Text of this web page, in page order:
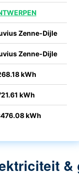
Zenne-Dijle
Zenne-Dijle
kWh
kWh
kWh
&